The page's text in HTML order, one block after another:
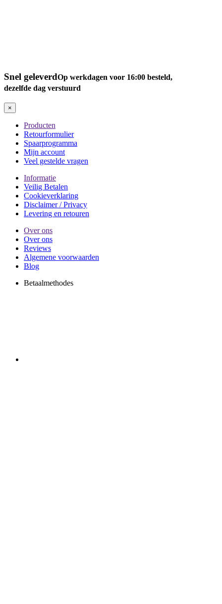
Snel geleverdOp werkdagen voor 16:00 besteld,
dezelfde dag verstuurd
×
Producten
Retourformulier
Spaarprogramma
Mijn account
Veel gestelde vragen
Informatie
Veilig Betalen
Cookieverklaring
Disclaimer / Privacy
Levering en retouren
Over ons
Over ons
Reviews
Algemene voorwaarden
Blog
Betaalmethodes